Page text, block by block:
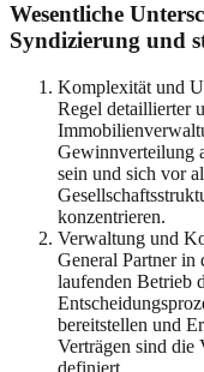
Wesentliche
Syndizierung und
Komplexität und
Regel detaillierter
Gewinnverteilung
sein und sich vor
konzentrieren.
Verwaltung und
General Partner in
laufenden Betrieb
bereitstellen und
Verträgen sind die